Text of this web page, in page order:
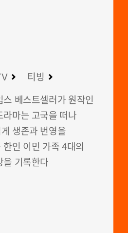
티빙
스 베스트셀러가 원작인
라마는 고국을 떠나
생존과 번영을
한인 이민 가족 4대의
을 기록한다